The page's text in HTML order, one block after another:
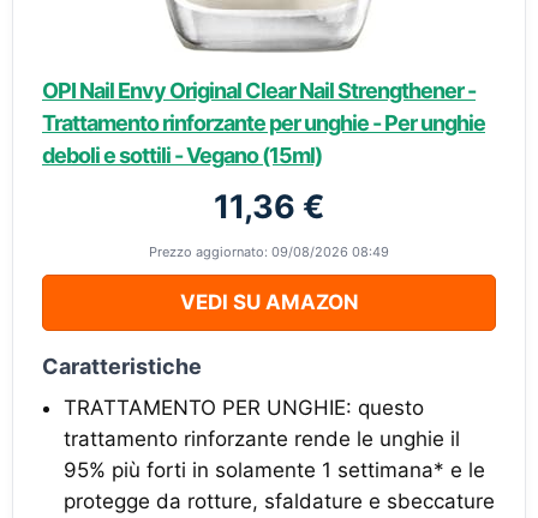
OPI Nail Envy Original Clear Nail Strengthener -
Trattamento rinforzante per unghie - Per unghie
deboli e sottili - Vegano (15ml)
11,36 €
Prezzo aggiornato: 09/08/2026 08:49
VEDI SU AMAZON
Caratteristiche
TRATTAMENTO PER UNGHIE: questo
trattamento rinforzante rende le unghie il
95% più forti in solamente 1 settimana* e le
protegge da rotture, sfaldature e sbeccature